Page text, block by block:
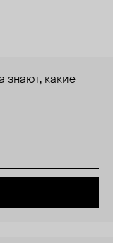
знают, какие